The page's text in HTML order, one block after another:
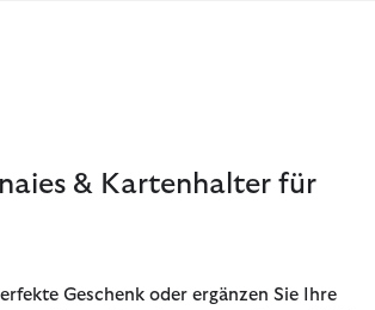
unsere Barrierefreiheitserklärung
& Kartenhalter für
Geschenk oder ergänzen Sie Ihre